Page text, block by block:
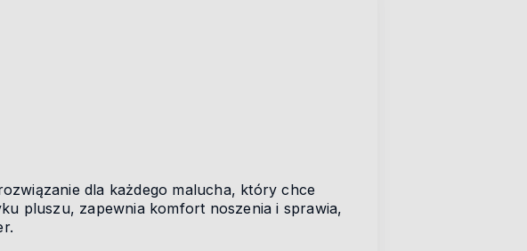
dla każdego malucha, który chce
pluszu, zapewnia komfort noszenia i sprawia,